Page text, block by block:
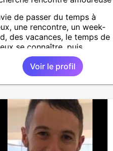
de passer du temps à
une rencontre, un week-
des vacances, le temps de
se connaître, puis
que nous avons
d'aller plus loin ensemble
Vous avez, comme moi, des
morales comme
êtes dans la simplicité, un
de culture, de la joie de
Voir le profil